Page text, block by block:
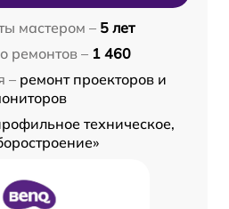
мастером – 5 лет
ремонтов – 1 460
– ремонт проекторов и
техническое,